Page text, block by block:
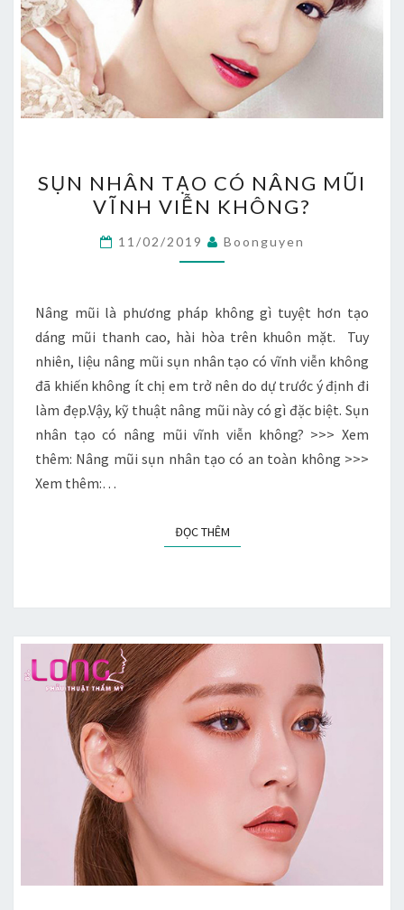
NHÂN
TẠO
CÓ
NÂNG
VĨNH
VIỄN
KHÔNG?
SỤN NHÂN TẠO CÓ NÂNG MŨI
VĨNH VIỄN KHÔNG?
11/02/2019 Boonguyen
Nâng mũi là phương pháp không gì tuyệt hơn tạo
dáng mũi thanh cao, hài hòa trên khuôn mặt. Tuy
nhiên, liệu nâng mũi sụn nhân tạo có vĩnh viễn không
đã khiến không ít chị em trở nên do dự trước ý định đi
làm đẹp.Vậy, kỹ thuật nâng mũi này có gì đặc biệt. Sụn
nhân tạo có nâng mũi vĩnh viễn không? >>> Xem
thêm: Nâng mũi sụn nhân tạo có an toàn không >>>
Xem thêm:…
ĐỌC THÊMĐỌC THÊM